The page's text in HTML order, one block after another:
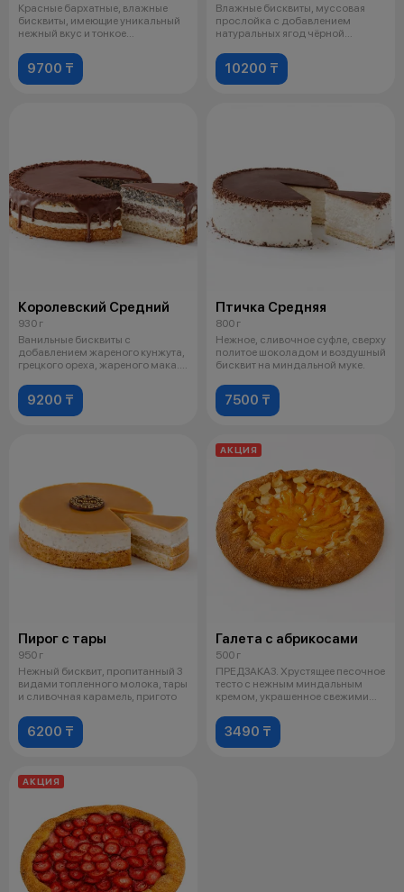
Красные бархатные, влажные
бисквиты, имеющие уникальный
нежный вкус и тонкое
9700 ₸
Влажные бисквиты, муссовая
прослойка с добавлением
натуральных ягод чёрной
10200 ₸
Королевский Средний
930 г
Ванильные бисквиты с
добавлением жареного кунжута,
грецкого ореха, жареного мака.
9200 ₸
Птичка Средняя
800 г
Нежное, сливочное суфле, сверху
политое шоколадом и воздушный
бисквит на миндальной муке.
7500 ₸
Пирог с тары
950 г
Нежный бисквит, пропитанный 3
видами топленного молока, тары
и сливочная карамель, пригото
6200 ₸
АКЦИЯ
Галета с абрикосами
500 г
ПРЕДЗАКАЗ. Хрустящее песочное
тесто с нежным миндальным
кремом, украшенное свежими
3490 ₸
АКЦИЯ